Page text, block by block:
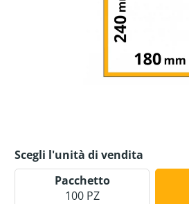
Scegli l'unità di vendita
Pacchetto
100 PZ